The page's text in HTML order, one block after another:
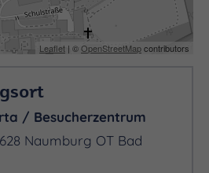
Leaflet | ©OpenStreetMapcontributors
/ Besucherzentrum
Naumburg OT Bad